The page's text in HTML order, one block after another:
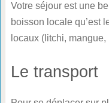
Votre séjour est une
boisson locale qu’est
locaux (litchi, mangue,
Le transport